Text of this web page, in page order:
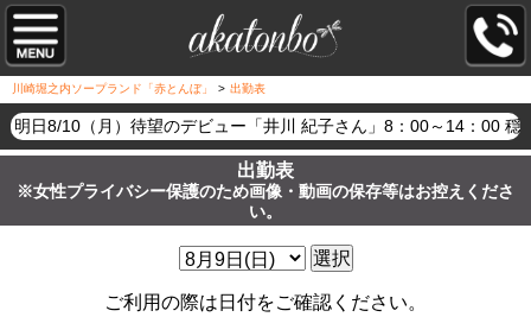
川崎堀之内ソープランド「赤とんぼ」 > 出勤表
明日8/10（月）待望のデビュー「井川 紀子さん」8：00～14：00
出勤表
※女性プライバシー保護のため画像・動画の保存等はお控えくださ
い。
選択
ご利用の際は日付をご確認ください。